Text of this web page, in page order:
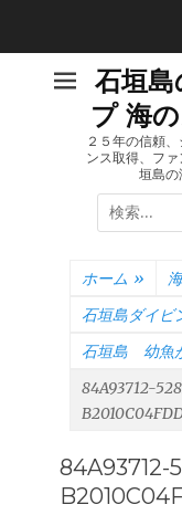
石垣
プ 海
２５年の信頼
ンス取得、フ
垣島の
検
索:
ホーム »
石垣島ダイビ
石垣島 幼魚
84A93712-
84A93712-